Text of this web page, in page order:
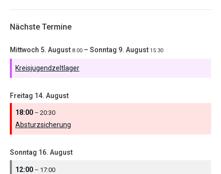
Nächste Termine
Mittwoch 5. August 8:00 – Sonntag 9. August 15:30
Kreisjugendzeltlager
Freitag 14. August
18:00 – 20:30
Absturzsicherung
Sonntag 16. August
12:00 – 17:00